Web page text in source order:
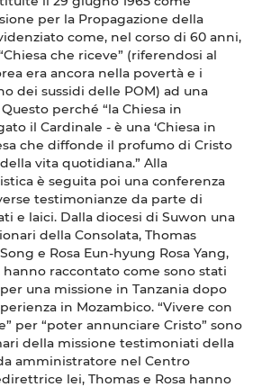
per la Propagazione della
come, nel corso di 60 anni,
che riceve” (riferendosi al
era ancora nella povertà e i
dei sussidi delle POM) ad una
perché “la Chiesa in
il Cardinale - è una ‘Chiesa in
che diffonde il profumo di Cristo
vita quotidiana.” Alla
è seguita poi una conferenza
testimonianze da parte di
e laici. Dalla diocesi di Suwon una
della Consolata, Thomas
e Rosa Eun-hyung Rosa Yang,
raccontato come sono stati
una missione in Tanzania dopo
in Mozambico. “Vivere con
per “poter annunciare Cristo” sono
della missione testimoniati della
amministratore nel Centro
lei, Thomas e Rosa hanno